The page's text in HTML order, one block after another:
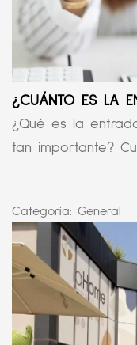
¿CUÁNTO ES LA
¿Qué es la
tan importante?
Categoría: General